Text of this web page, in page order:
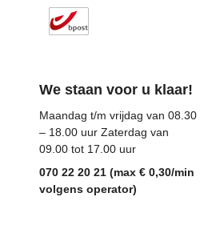
We staan voor u klaar!
Maandag t/m vrijdag van 08.30
– 18.00 uur Zaterdag van
09.00 tot 17.00 uur
070 22 20 21 (max € 0,30/min
volgens operator)